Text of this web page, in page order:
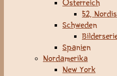
Österreich
52.
Schweden
Spanien
Nordamerika
New York